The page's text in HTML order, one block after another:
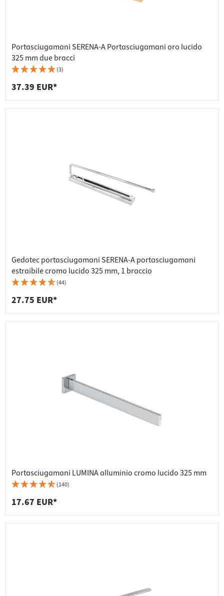
Portasciugamani SERENA-A Portasciugamani oro lucido
325 mm due bracci
(3)
37.39 EUR*
Gedotec portasciugamani SERENA-A portasciugamani
estraibile cromo lucido 325 mm, 1 braccio
(44)
27.75 EUR*
Portasciugamani LUMINA alluminio cromo lucido 325 mm
(140)
17.67 EUR*